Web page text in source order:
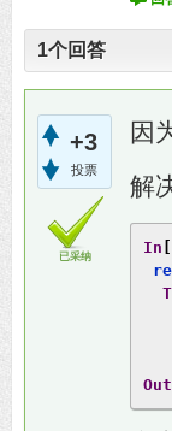
1个回答
+3
投票
已采纳
因
解
In [
Out